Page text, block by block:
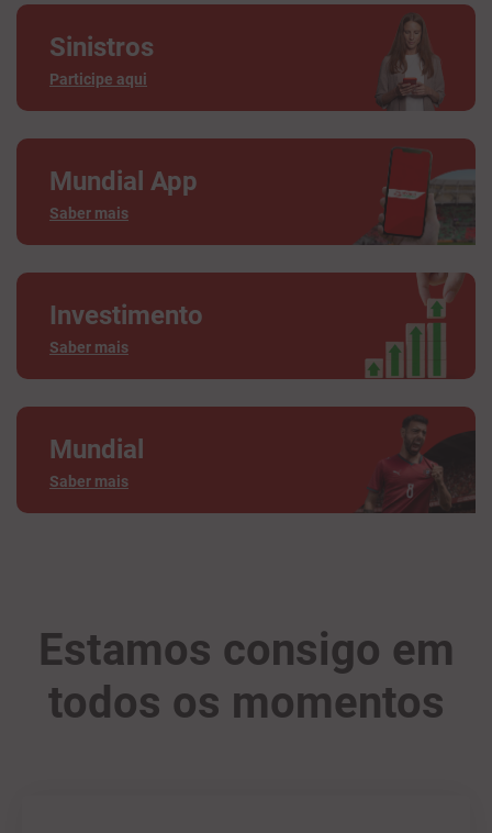
Sinistros
Participe aqui
Mundial App
Saber mais
Investimento
Saber mais
Mundial
Saber mais
Estamos consigo em
todos os momentos